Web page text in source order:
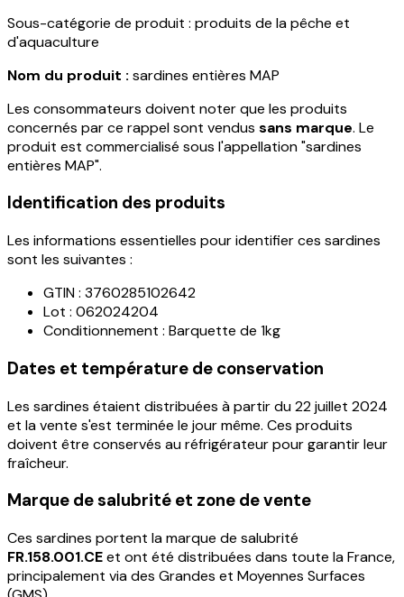
Sous-catégorie de produit : produits de la pêche et
d'aquaculture
Nom du produit : sardines entières MAP
Les consommateurs doivent noter que les produits
concernés par ce rappel sont vendus sans marque. Le
produit est commercialisé sous l'appellation "sardines
entières MAP".
Identification des produits
Les informations essentielles pour identifier ces sardines
sont les suivantes :
GTIN : 3760285102642
Lot : 062024204
Conditionnement : Barquette de 1kg
Dates et température de conservation
Les sardines étaient distribuées à partir du 22 juillet 2024
et la vente s'est terminée le jour même. Ces produits
doivent être conservés au réfrigérateur pour garantir leur
fraîcheur.
Marque de salubrité et zone de vente
Ces sardines portent la marque de salubrité
FR.158.001.CEet ont été distribuées dans toute la France,
principalement via des Grandes et Moyennes Surfaces